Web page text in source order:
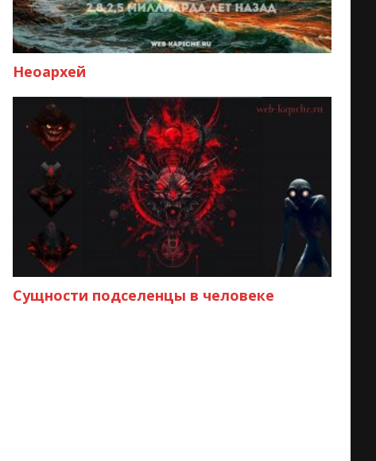
Неоархей
Сущности подселенцы в человеке